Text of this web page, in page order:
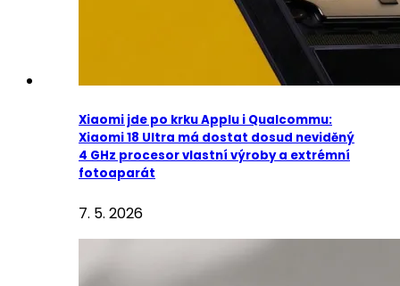
Xiaomi jde po krku Applu i Qualcommu:
Xiaomi 18 Ultra má dostat dosud neviděný
4 GHz procesor vlastní výroby a extrémní
fotoaparát
7. 5. 2026